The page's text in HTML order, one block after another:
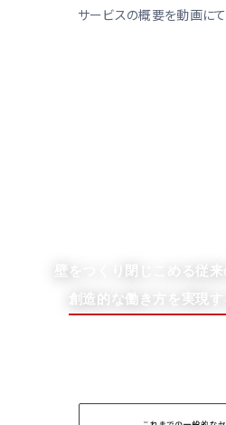
サービスの概要を動画にて
壁をつくり閉じこめる従
創造的な働き方を実現